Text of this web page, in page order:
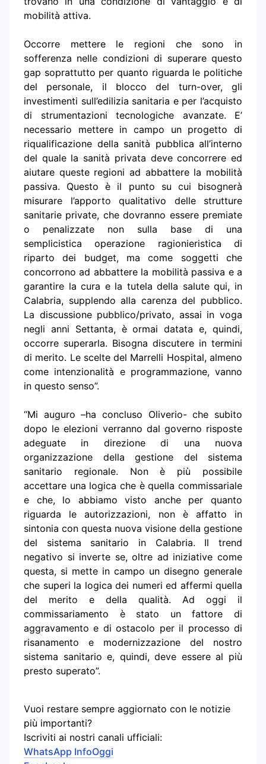
mobilità attiva.
Occorre mettere le regioni che sono in
sofferenza nelle condizioni di superare questo
gap soprattutto per quanto riguarda le politiche
del personale, il blocco del turn-over, gli
investimenti sull’edilizia sanitaria e per l’acquisto
di strumentazioni tecnologiche avanzate. E’
necessario mettere in campo un progetto di
riqualificazione della sanità pubblica all’interno
del quale la sanità privata deve concorrere ed
aiutare queste regioni ad abbattere la mobilità
passiva. Questo è il punto su cui bisognerà
misurare l’apporto qualitativo delle strutture
sanitarie private, che dovranno essere premiate
o penalizzate non sulla base di una
semplicistica operazione ragionieristica di
riparto dei budget, ma come soggetti che
concorrono ad abbattere la mobilità passiva e a
garantire la cura e la tutela della salute qui, in
Calabria, supplendo alla carenza del pubblico.
La discussione pubblico/privato, assai in voga
negli anni Settanta, è ormai datata e, quindi,
occorre superarla. Bisogna discutere in termini
di merito. Le scelte del Marrelli Hospital, almeno
come intenzionalità e programmazione, vanno
in questo senso”.
“Mi auguro –ha concluso Oliverio- che subito
dopo le elezioni verranno dal governo risposte
adeguate in direzione di una nuova
organizzazione della gestione del sistema
sanitario regionale. Non è più possibile
accettare una logica che è quella commissariale
e che, lo abbiamo visto anche per quanto
riguarda le autorizzazioni, non è affatto in
sintonia con questa nuova visione della gestione
del sistema sanitario in Calabria. Il trend
negativo si inverte se, oltre ad iniziative come
questa, si mette in campo un disegno generale
che superi la logica dei numeri ed affermi quella
del merito e della qualità. Ad oggi il
commissariamento è stato un fattore di
aggravamento e di ostacolo per il processo di
risanamento e modernizzazione del nostro
sistema sanitario e, quindi, deve essere al più
presto superato”.
Vuoi restare sempre aggiornato con le notizie
più importanti?
Iscriviti ai nostri canali ufficiali:
WhatsApp InfoOggi